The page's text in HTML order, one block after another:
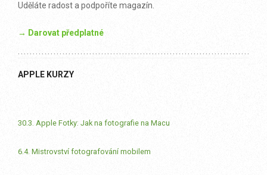
Uděláte radost a podpoříte magazín.
→ Darovat předplatné
APPLE KURZY
30.3. Apple Fotky: Jak na fotografie na Macu
6.4. Mistrovství fotografování mobilem